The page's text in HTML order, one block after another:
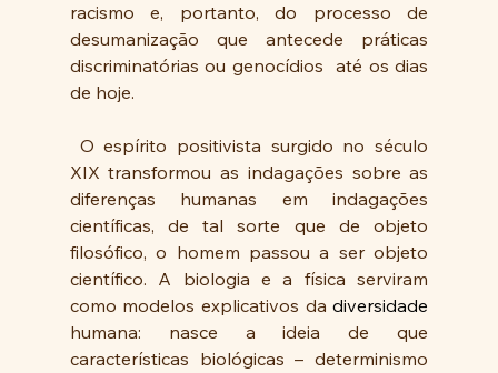
racismo e, portanto, do processo de
desumanização que antecede práticas
discriminatórias ou genocídios  até os dias
de hoje.
XIX transformou as indagações sobre as
diferenças humanas em indagações
científicas, de tal sorte que de objeto
filosófico, o homem passou a ser objeto
científico. A biologia e a física serviram
como modelos explicativos da diversidade
humana: nasce a ideia de que
características biológicas – determinismo